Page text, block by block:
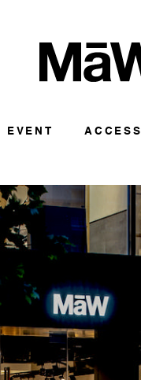
EVENT ACCESS